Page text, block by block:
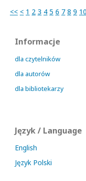
<< < 1 2 3 4 5 6 7 8 9 10
Informacje
dla czytelników
dla autorów
dla bibliotekarzy
Język / Language
English
Język Polski